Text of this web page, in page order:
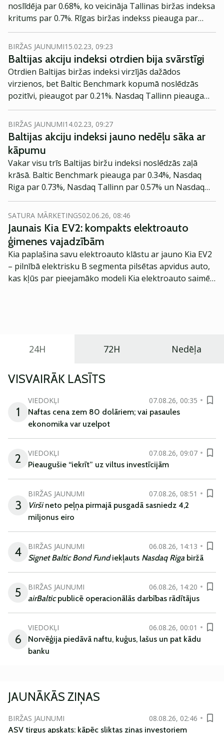
noslīdēja par 0.68%, ko veicināja Tallinas biržas indeksa
kritums par 0.7%. Rīgas biržas indekss pieauga par
0.35%, bet Viļņas biržas indekss būtībā palika
nemainīgs.
BIRŽAS JAUNUMI15.02.23, 09:23
Baltijas akciju indeksi otrdien bija svārstīgi
Otrdien Baltijas biržas indeksi virzījās dažādos
virzienos, bet Baltic Benchmark kopumā noslēdzās
pozitīvi, pieaugot par 0.21%. Nasdaq Tallinn pieauga
par 0.14%, bet Nasdaq Vilnius - par 0.13%. Savukārt
Nasdaq Riga kritās par 0.31%
BIRŽAS JAUNUMI14.02.23, 09:27
Baltijas akciju indeksi jauno nedēļu sāka ar
kāpumu
Vakar visu trīs Baltijas biržu indeksi noslēdzās zaļā
krāsā. Baltic Benchmark pieauga par 0.34%, Nasdaq
Riga par 0.73%, Nasdaq Tallinn par 0.57% un Nasdaq
Vilnius par 0.23%.
SATURA MĀRKETINGS02.06.26, 08:46
Jaunais Kia EV2: kompakts elektroauto
ģimenes vajadzībām
Kia paplašina savu elektroauto klāstu ar jauno Kia EV2
– pilnībā elektrisku B segmenta pilsētas apvidus auto,
kas kļūs par pieejamāko modeli Kia elektroauto saimē
24H 72H Nedēļa
VISVAIRĀK LASĪTS
1
VIEDOKĻI
07.08.26, 00:35
Naftas cena zem 80 dolāriem; vai pasaules
ekonomika var uzelpot
2 VIEDOKĻI
07.08.26, 09:07
Pieaugušie “iekrīt” uz viltus investīcijām
3
BIRŽAS JAUNUMI
07.08.26, 08:51
Viršineto peļņa pirmajā pusgadā sasniedz 4,2
miljonus eiro
4 BIRŽAS JAUNUMI
06.08.26, 14:13
Signet Baltic Bond Fundiekļauts Nasdaq Riga biržā
5 BIRŽAS JAUNUMI
06.08.26, 14:20
airBalticpublicē operacionālās darbības rādītājus
6
VIEDOKĻI
06.08.26, 00:01
Norvēģija piedāvā naftu, kuģus, lašus un pat kādu
banku
JAUNĀKĀS ZIŅAS
BIRŽAS JAUNUMI
08.08.26, 02:46
ASV tirgus apskats: kāpēc sliktas ziņas investoriem